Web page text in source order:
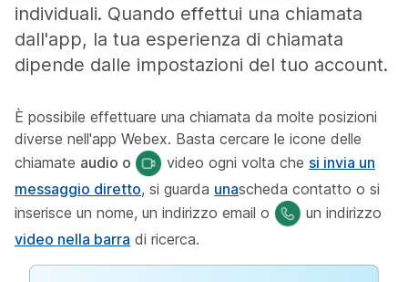
individuali. Quando effettui una chiamata
dall'app, la tua esperienza di chiamata
dipende dalle impostazioni del tuo account.
È possibile effettuare una chiamata da molte posizioni
diverse nell'app Webex. Basta cercare le icone delle
chiamate audio o video ogni volta che si invia un
messaggio diretto, si guarda unascheda contatto o si
inserisce un nome, un indirizzo email o
un indirizzo
video nella barra di ricerca.